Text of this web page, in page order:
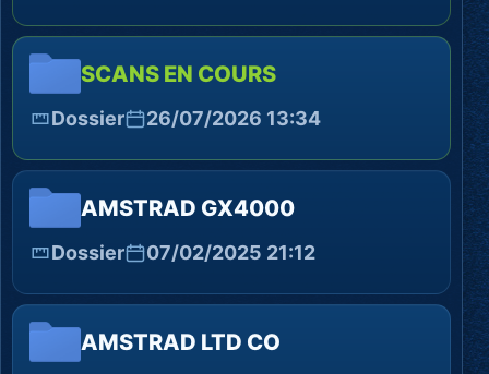
SCANS EN COURS
Dossier 26/07/2026 13:34
AMSTRAD GX4000
Dossier 07/02/2025 21:12
AMSTRAD LTD CO